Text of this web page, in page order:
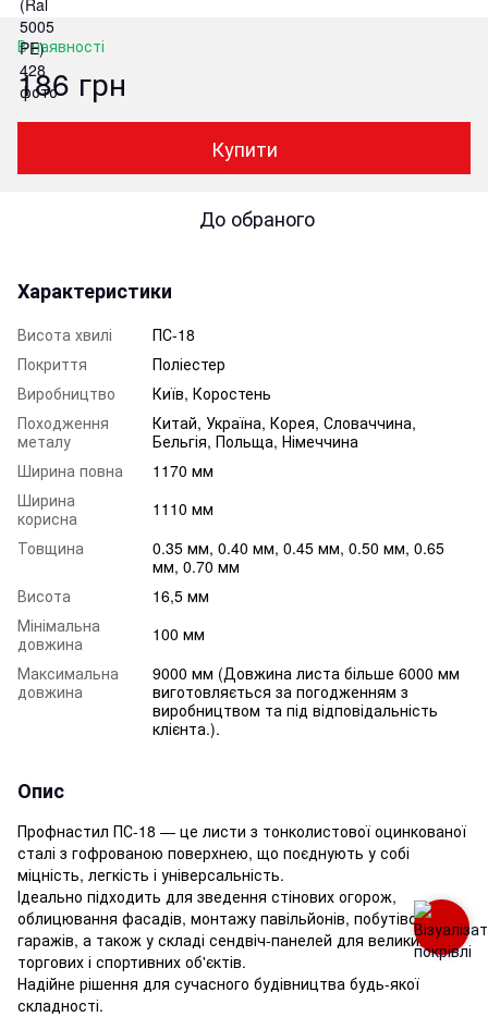
В наявності
186 грн
Купити
До обраного
Характеристики
Висота хвилі
ПС-18
Покриття
Поліестер
Виробництво
Київ, Коростень
Походження
металу
Китай, Україна, Корея, Словаччина,
Бельгія, Польща, Німеччина
Ширина повна
1170 мм
Ширина
корисна
1110 мм
Товщина
0.35 мм, 0.40 мм, 0.45 мм, 0.50 мм, 0.65
мм, 0.70 мм
Висота
16,5 мм
Мінімальна
довжина
100 мм
Максимальна
довжина
9000 мм (Довжина листа більше 6000 мм
виготовляється за погодженням з
виробництвом та під відповідальність
клієнта.).
Опис
Профнастил ПС-18 — це листи з тонколистової оцинкованої
сталі з гофрованою поверхнею, що поєднують у собі
міцність, легкість і універсальність.
Ідеально підходить для зведення стінових огорож,
облицювання фасадів, монтажу павільйонів, побутівок,
гаражів, а також у складі сендвіч-панелей для великих
торгових і спортивних об'єктів.
Надійне рішення для сучасного будівництва будь-якої
складності.